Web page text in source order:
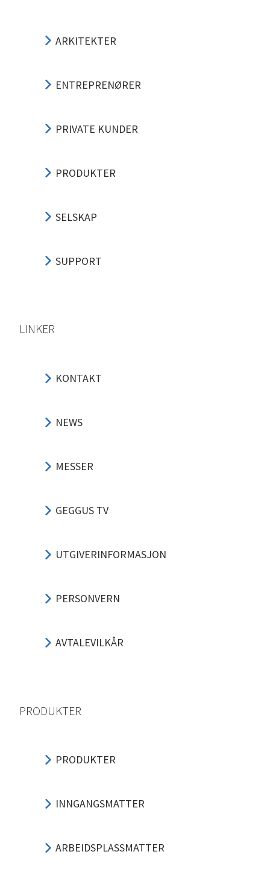
ARKITEKTER
ENTREPRENØRER
PRIVATE KUNDER
PRODUKTER
SELSKAP
SUPPORT
LINKER
KONTAKT
NEWS
MESSER
GEGGUS TV
UTGIVERINFORMASJON
PERSONVERN
AVTALEVILKÅR
PRODUKTER
PRODUKTER
INNGANGSMATTER
ARBEIDSPLASSMATTER